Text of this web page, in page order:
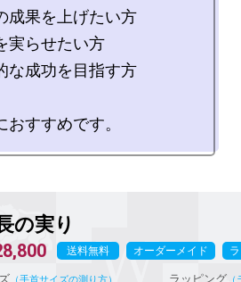
成果を上げたい方
実らせたい方
な成功を目指す方
の実り
送料無料 オーダーメイド
（手首サイズの測り方） ラッピング（